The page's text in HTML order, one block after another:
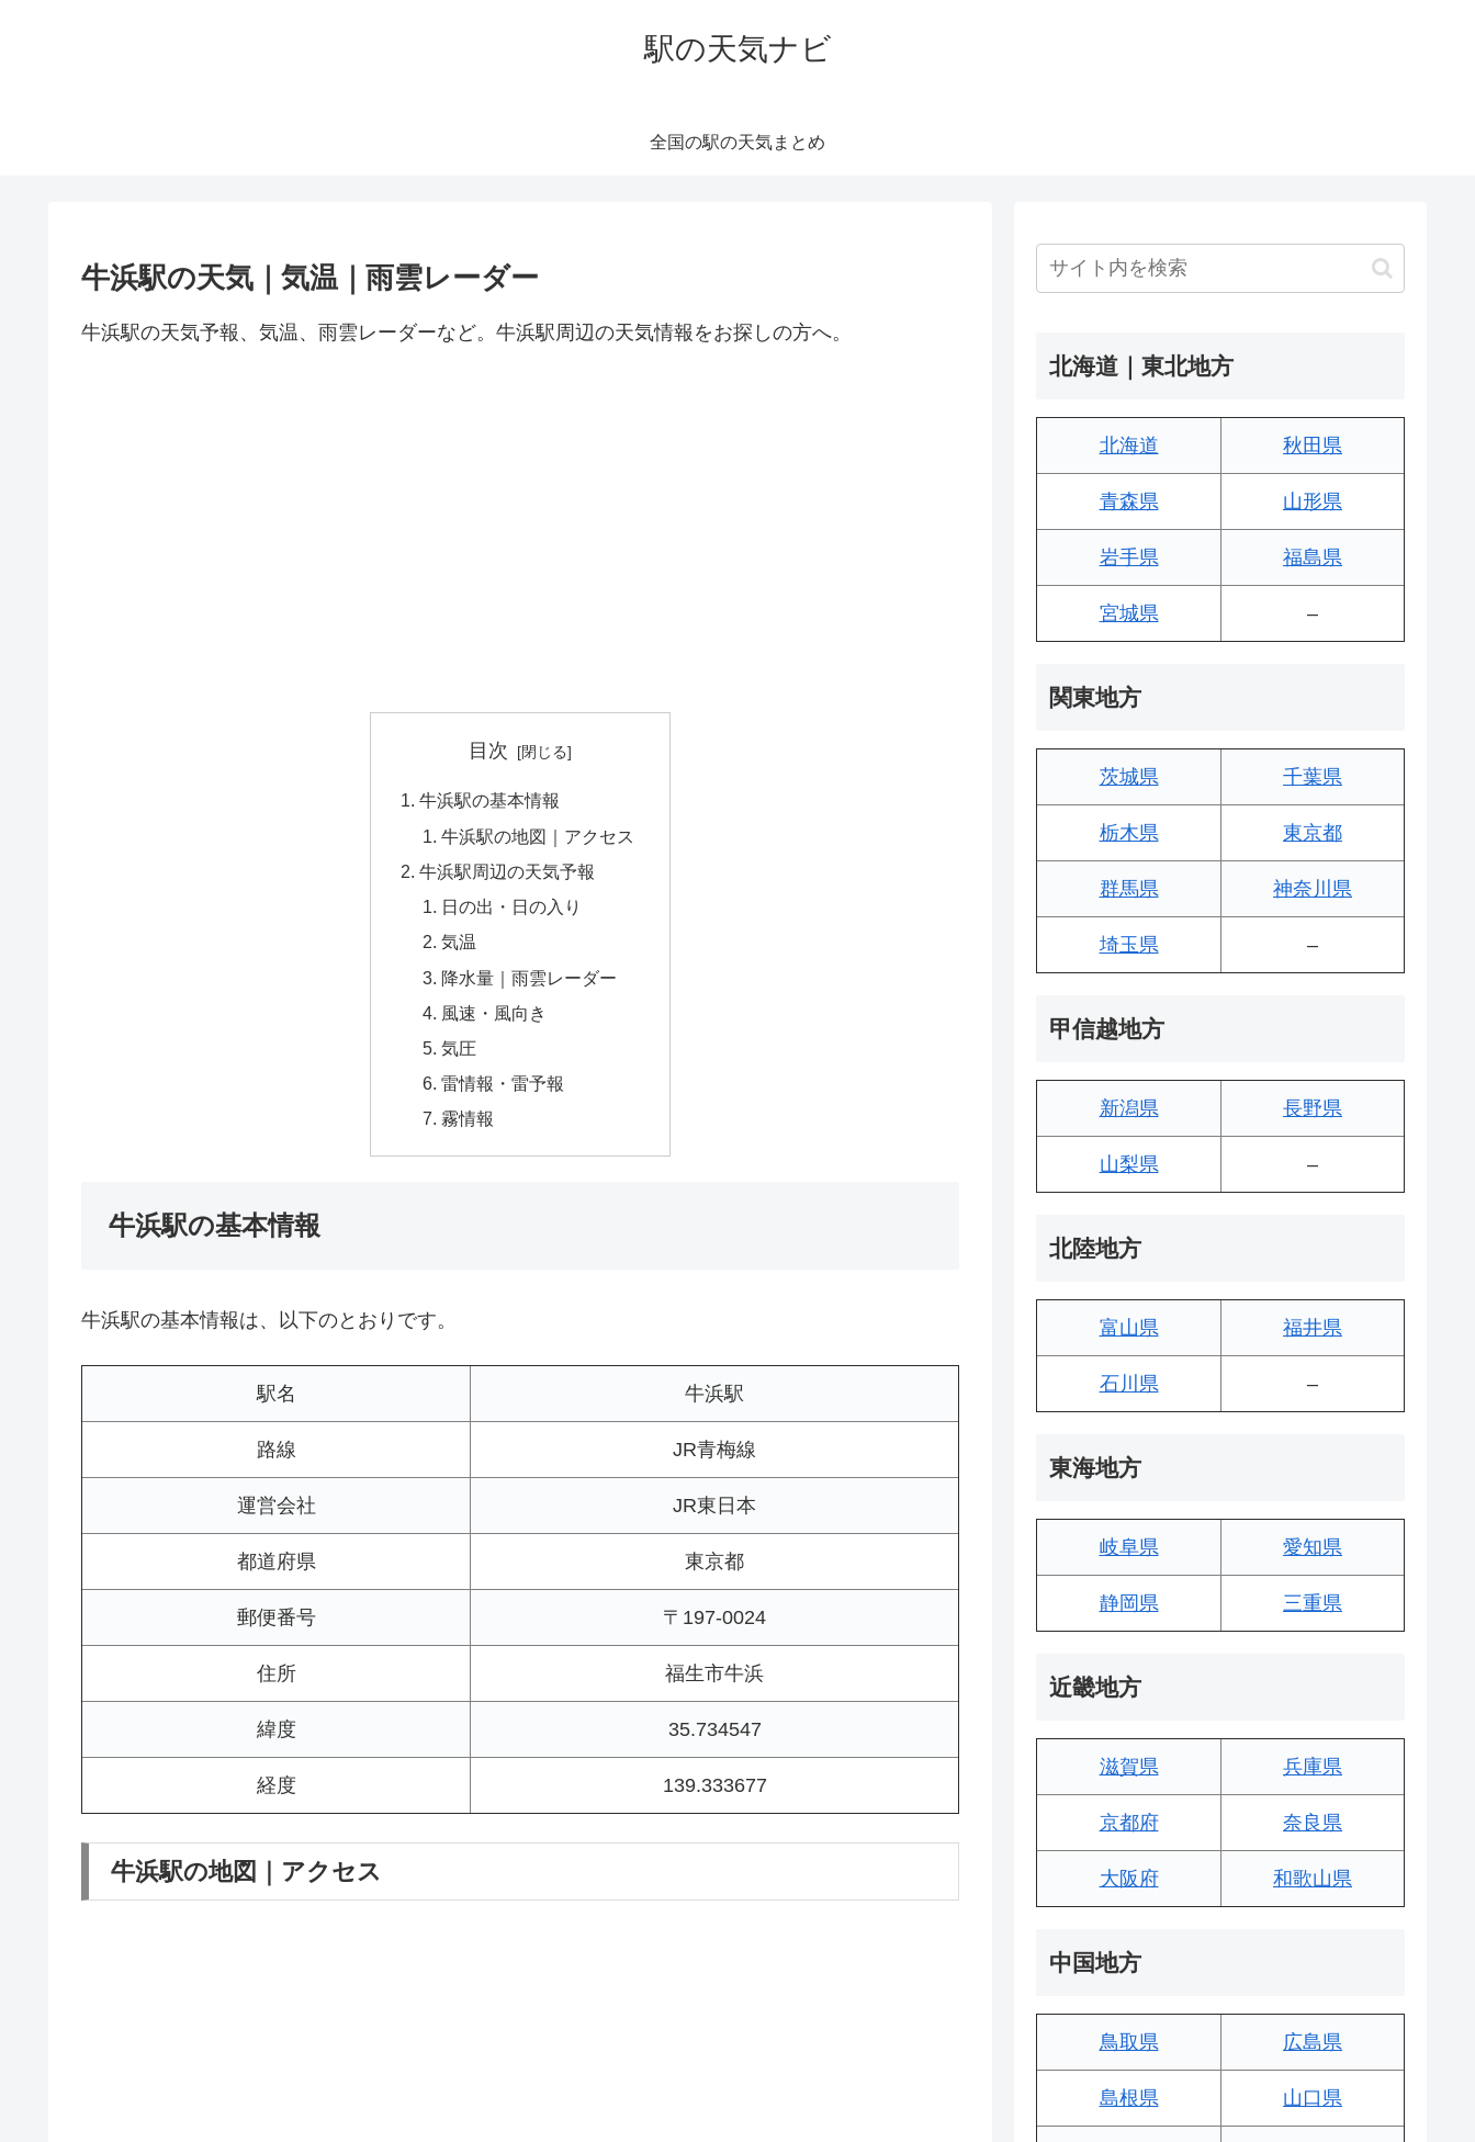
駅の天気ナビ
全国の駅の天気まとめ
牛浜駅の天気｜気温｜雨雲レーダー
牛浜駅の天気予報、気温、雨雲レーダーなど。牛浜駅周辺の天気情報をお探しの方へ。
目次
牛浜駅の基本情報
牛浜駅の地図｜アクセス
牛浜駅周辺の天気予報
日の出・日の入り
気温
降水量｜雨雲レーダー
風速・風向き
気圧
雷情報・雷予報
霧情報
牛浜駅の基本情報
牛浜駅の基本情報は、以下のとおりです。
駅名 牛浜駅
路線 JR青梅線
運営会社 JR東日本
都道府県 東京都
郵便番号 〒197-0024
住所 福生市牛浜
緯度 35.734547
経度 139.333677
牛浜駅の地図｜アクセス
北海道｜東北地方
北海道 秋田県
青森県 山形県
岩手県 福島県
宮城県 –
関東地方
茨城県 千葉県
栃木県 東京都
群馬県 神奈川県
埼玉県 –
甲信越地方
新潟県 長野県
山梨県 –
北陸地方
富山県 福井県
石川県 –
東海地方
岐阜県 愛知県
静岡県 三重県
近畿地方
滋賀県 兵庫県
京都府 奈良県
大阪府 和歌山県
中国地方
鳥取県 広島県
島根県 山口県